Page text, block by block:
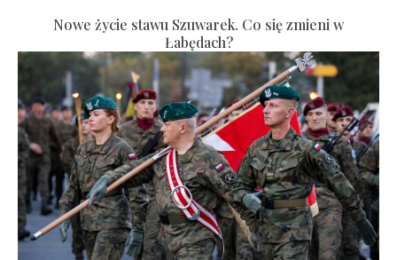
Nowe życie stawu Szuwarek. Co się zmieni w
Łabędach?